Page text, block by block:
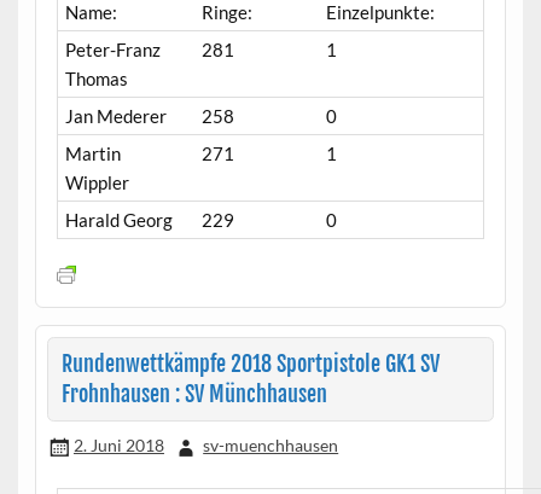
Name: Ringe:
Einzelpunkte:
Peter-Franz
Thomas
281 1
Jan Mederer 258
0
Martin
Wippler
271 1
Harald Georg 229 0
Rundenwettkämpfe 2018 Sportpistole GK1 SV
Frohnhausen : SV Münchhausen
2. Juni 2018 sv-muenchhausen